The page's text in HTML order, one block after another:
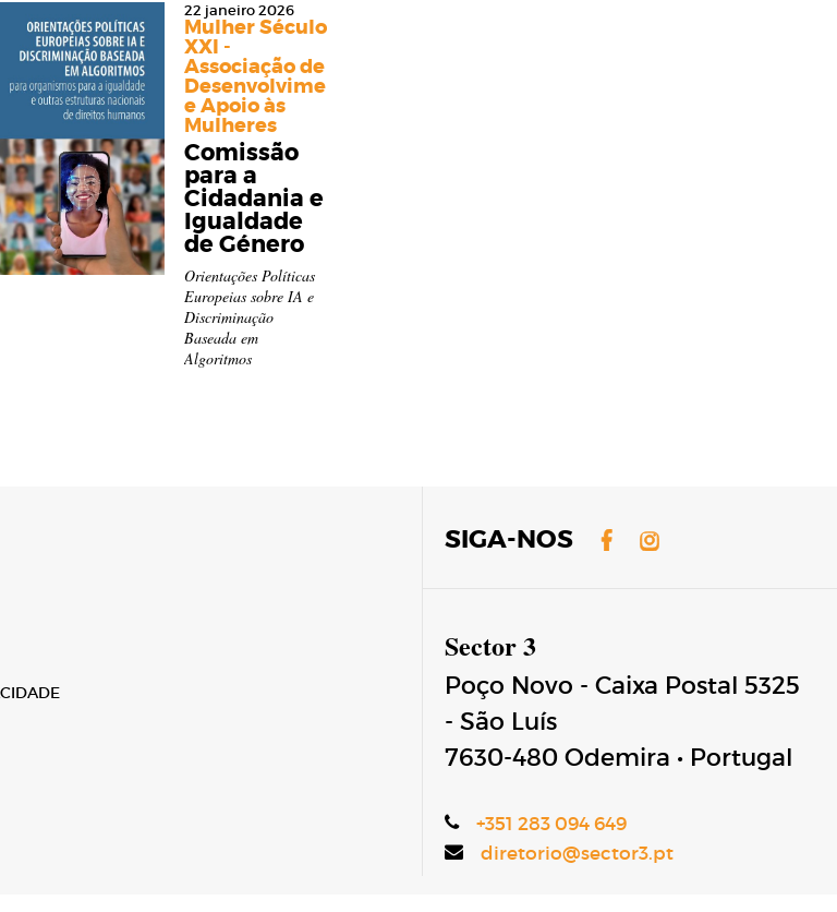
22 janeiro 2026
Mulher Século
XXI -
Associação de
Desenvolvimento
e Apoio às
Mulheres
Comissão
para a
Cidadania e
Igualdade
de Género
Orientações Políticas
Europeias sobre IA e
Discriminação
Baseada em
Algoritmos
SIGA-NOS Facebook
Instagram
Sector 3
Poço Novo - Caixa Postal 5325
- São Luís
7630-480 Odemira • Portugal
+351 283 094 649
diretorio@sector3.pt